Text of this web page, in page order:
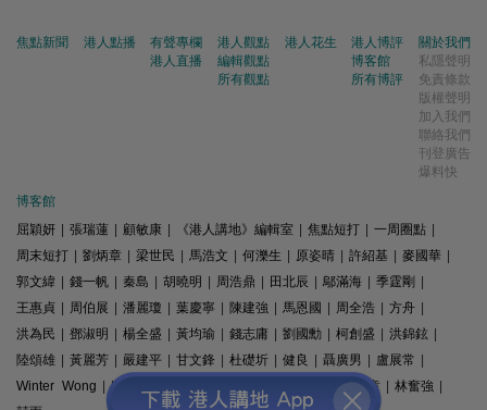
焦點新聞 港人點播
有聲專欄
港人直播
港人觀點
編輯觀點
所有觀點
港人花生
港人博評
博客館
所有博評
關於我們
私隱聲明
免責條款
版權聲明
加入我們
聯絡我們
刊登廣告
爆料快
博客館
屈穎妍
張瑞蓮 顧敏康 《港人講地》編輯室 焦點短打 一周圈點
周末短打
劉炳章 梁世民 馬浩文 何濼生 原姿晴 許紹基 麥國華
郭文緯
錢一帆 秦島 胡曉明 周浩鼎 田北辰 鄔滿海 季霆剛
王惠貞
周伯展 潘麗瓊 葉慶寧 陳建強 馬恩國 周全浩 方舟
洪為民
鄧淑明 楊全盛 黃均瑜 錢志庸 劉國勳 柯創盛 洪錦鉉
陸頌雄
黃麗芳 嚴建平 甘文鋒 杜礎圻 健良 聶廣男 盧展常
Winter Wong
K2 梁文新 羅崑 姚銘 精選文章 林奮強